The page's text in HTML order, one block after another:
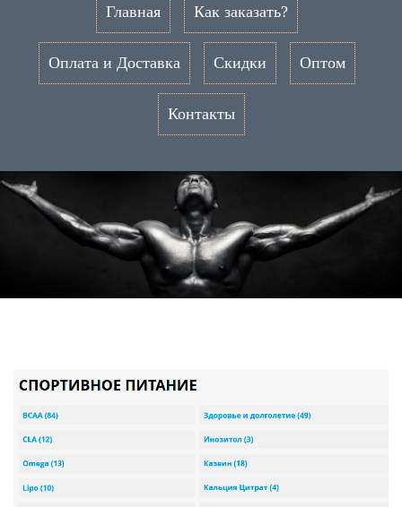
Главная Как заказать?
Оплата и Доставка Скидки Оптом
Контакты